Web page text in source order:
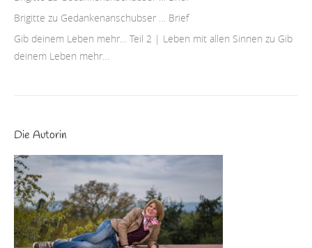
Brigitte zu Gedankenanschubser … Brief
Gib deinem Leben mehr… Teil 2 | Leben mit allen Sinnen zu Gib
deinem Leben mehr…
Die Autorin